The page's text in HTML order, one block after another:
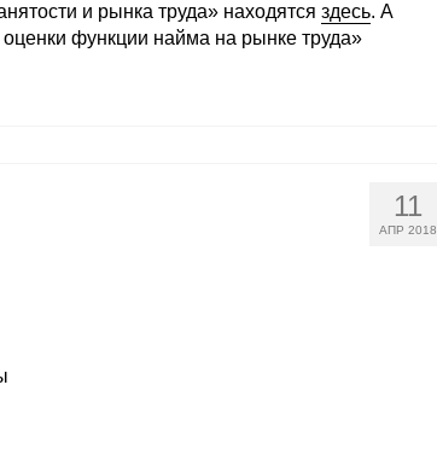
и рынка труда» находятся здесь. А
функции найма на рынке труда»
11
АПР 2018